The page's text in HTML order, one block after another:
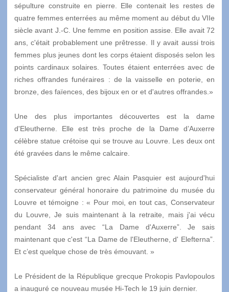
sépulture construite en pierre. Elle contenait les restes de
quatre femmes enterrées au même moment au début du VIIe
siècle avant J.-C. Une femme en position assise. Elle avait 72
ans, c'était probablement une prêtresse. Il y avait aussi trois
femmes plus jeunes dont les corps étaient disposés selon les
points cardinaux solaires. Toutes étaient enterrées avec de
riches offrandes funéraires : de la vaisselle en poterie, en
bronze, des faïences, des bijoux en or et d'autres offrandes.»
Une des plus importantes découvertes est la dame
d'Eleutherne. Elle est très proche de la Dame d’Auxerre
célèbre statue crétoise qui se trouve au Louvre. Les deux ont
été gravées dans le même calcaire.
Spécialiste d'art ancien grec Alain Pasquier est aujourd'hui
conservateur général honoraire du patrimoine du musée du
Louvre et témoigne : « Pour moi, en tout cas, Conservateur
du Louvre, Je suis maintenant à la retraite, mais j'ai vécu
pendant 34 ans avec “La Dame d'Auxerre”. Je sais
maintenant que c'est “La Dame de l'Eleutherne, d' Elefterna”.
Et c’est quelque chose de très émouvant. »
Le Président de la République grecque Prokopis Pavlopoulos
a inauguré ce nouveau musée Hi-Tech le 19 juin dernier.